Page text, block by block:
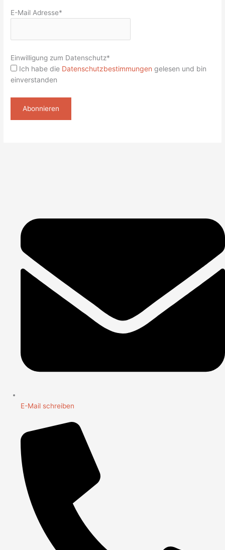
E-Mail Adresse*
Einwilligung zum Datenschutz*
Ich habe die Datenschutzbestimmungengelesen und bin
einverstanden
E-Mail schreiben